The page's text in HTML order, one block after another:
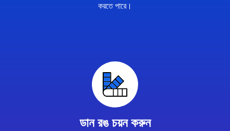
করতে পারে।
ডান রঙ চয়ন করুন